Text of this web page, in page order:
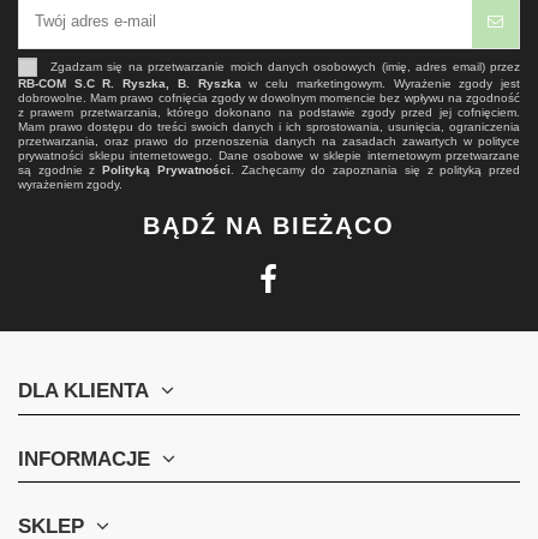
Zgadzam się na przetwarzanie moich danych osobowych (imię, adres email) przez
RB-COM S.C R. Ryszka, B. Ryszka w celu marketingowym. Wyrażenie zgody jest
dobrowolne. Mam prawo cofnięcia zgody w dowolnym momencie bez wpływu na zgodność
z prawem przetwarzania, którego dokonano na podstawie zgody przed jej cofnięciem.
Mam prawo dostępu do treści swoich danych i ich sprostowania, usunięcia, ograniczenia
przetwarzania, oraz prawo do przenoszenia danych na zasadach zawartych w polityce
prywatności sklepu internetowego. Dane osobowe w sklepie internetowym przetwarzane
są zgodnie zPolityką Prywatności . Zachęcamy do zapoznania się z polityką przed
wyrażeniem zgody.
BĄDŹ NA BIEŻĄCO
DLA KLIENTA
INFORMACJE
SKLEP